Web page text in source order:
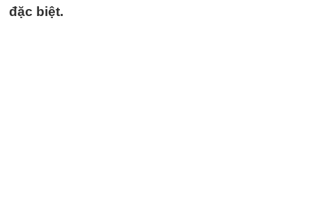
đặc biệt.